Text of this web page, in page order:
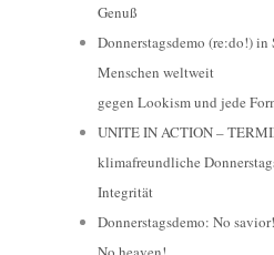
Genuß
Donnerstagsdemo (re:do!)
Menschen weltweit
gegen Lookism und jede
UNITE IN ACTION –
klimafreundliche
Integrität
Donnerstagsdemo: No savior!